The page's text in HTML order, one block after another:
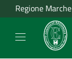
Regione Marche